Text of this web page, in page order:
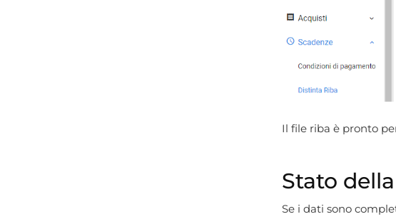
Il file riba è pronto
Stato
Se i dati sono